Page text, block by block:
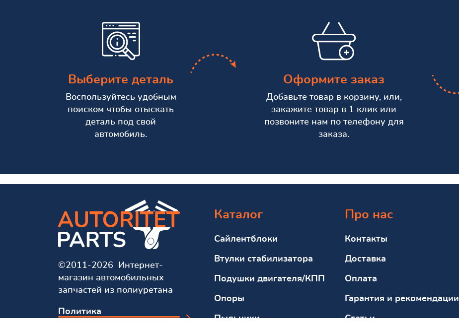
Выберите деталь
Воспользуйтесь удобным
поиском чтобы отыскать
деталь под свой
автомобиль.
Оформите заказ
Добавьте товар в корзину, или,
закажите товар в 1 клик или
позвоните нам по телефону для
заказа.
©2011-2026 Интернет-
магазин автомобильных
запчастей из полиуретана
Политика
Каталог
Сайлентблоки
Втулки стабилизатора
Подушки двигателя/КПП
Опоры
Пыльники
Про нас
Контакты
Доставка
Оплата
Гарантия и рекомендации
Статьи